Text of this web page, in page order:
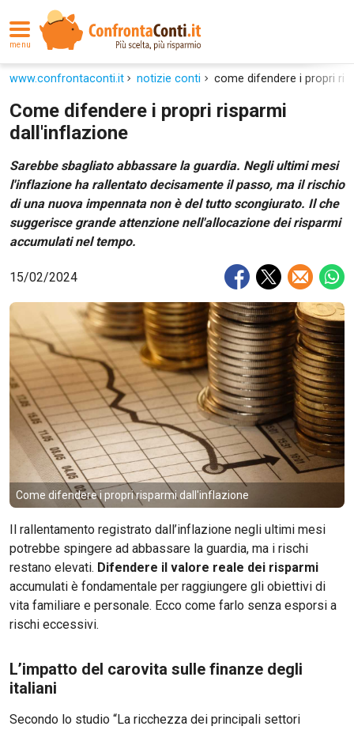
menu
www.confrontaconti.it notizie conti come difendere i propri
Come difendere i propri risparmi
dall'inflazione
Sarebbe sbagliato abbassare la guardia. Negli ultimi mesi
l'inflazione ha rallentato decisamente il passo, ma il rischio
di una nuova impennata non è del tutto scongiurato. Il che
suggerisce grande attenzione nell'allocazione dei risparmi
accumulati nel tempo.
15/02/2024
Come difendere i propri risparmi dall'inflazione
Il rallentamento registrato dall’inflazione negli ultimi mesi
potrebbe spingere ad abbassare la guardia, ma i rischi
restano elevati. Difendere il valore reale dei risparmi
accumulati è fondamentale per raggiungere gli obiettivi di
vita familiare e personale. Ecco come farlo senza esporsi a
rischi eccessivi.
L’impatto del carovita sulle finanze degli
italiani
Secondo lo studio “La ricchezza dei principali settori